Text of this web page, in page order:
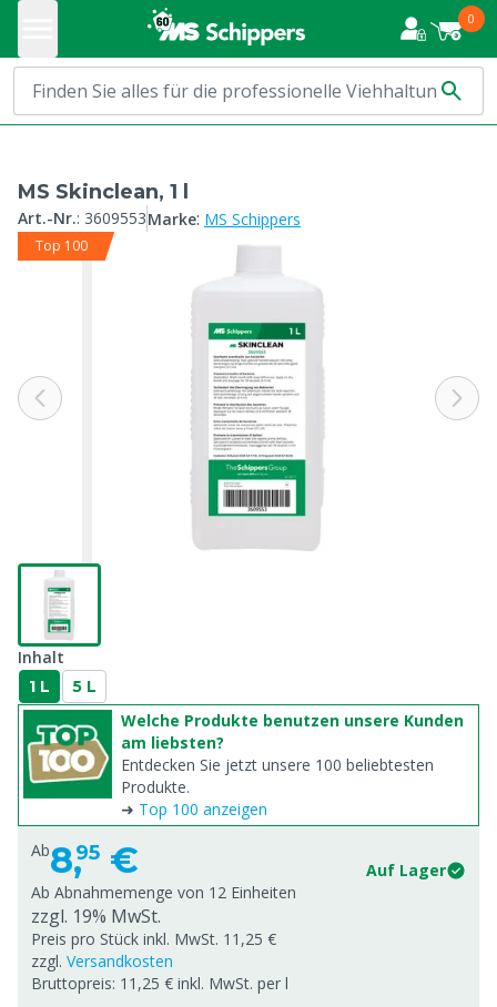
0
MS Skinclean, 1 l
Art.-Nr.: 3609553Marke: MS Schippers
Top 100
Inhalt
1 L 5 L
Welche Produkte benutzen unsere Kunden
am liebsten?
Entdecken Sie jetzt unsere 100 beliebtesten
Produkte.
➜ Top 100 anzeigen
Ab8,95 €
Auf Lager
Ab Abnahmemenge von 12 Einheiten
zzgl. 19% MwSt.
Preis pro Stück inkl. MwSt. 11,25 €
zzgl. Versandkosten
Bruttopreis: 11,25 € inkl. MwSt. per l